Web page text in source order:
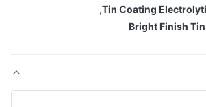
,
Bright